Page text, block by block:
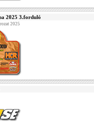
2025 3.forduló
2025